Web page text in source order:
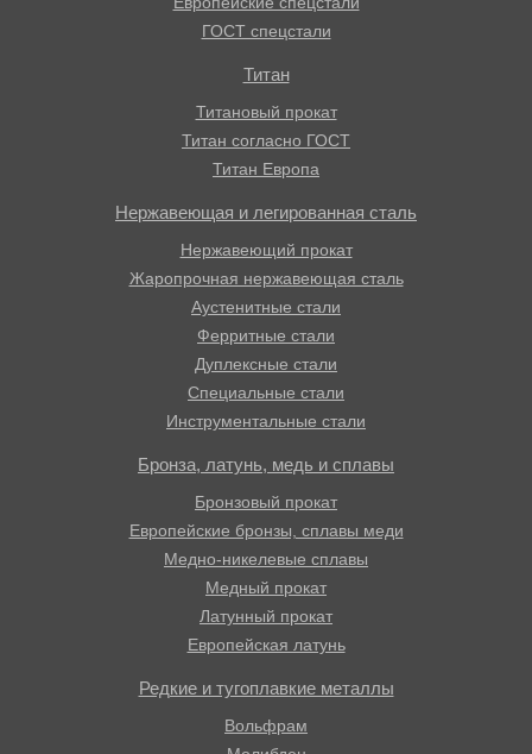
ГОСТ спецстали
Титан
Титановый прокат
Титан согласно ГОСТ
Титан Европа
Нержавеющая и легированная сталь
Нержавеющий прокат
Жаропрочная нержавеющая сталь
Аустенитные стали
Ферритные стали
Дуплексные стали
Специальные стали
Инструментальные стали
Бронза, латунь, медь и сплавы
Бронзовый прокат
Европейские бронзы, сплавы меди
Медно-никелевые сплавы
Медный прокат
Латунный прокат
Европейская латунь
Редкие и тугоплавкие металлы
Вольфрам